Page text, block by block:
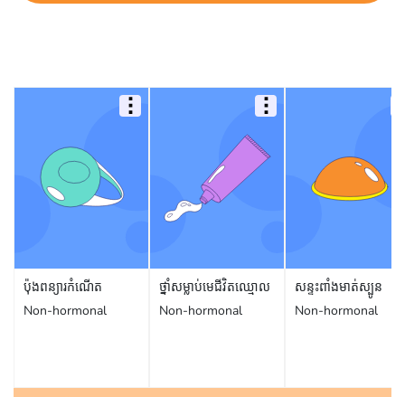
ប៉ុងពន្យារកំណើត
Non-hormonal
ថ្នាំសម្លាប់មេជីវិតឈ្មោល
Non-hormonal
សន្ទះពាំងមាត់ស្បូន
Non-hormonal